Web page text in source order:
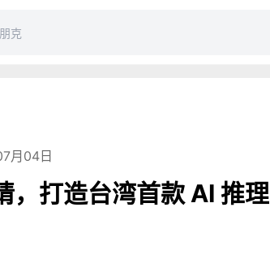
月04日
，打造台湾首款 AI 推理